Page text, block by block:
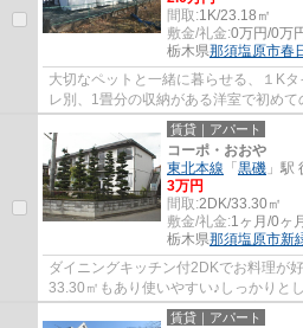
間取:1K/23.18㎡
敷金/礼金:0万円/0万
栃木県那須塩原市春
大切なペットと一緒に暮らせる、１K
レ別、1畳分の収納がある洋室で初め
か？敷地内にゴミ捨て場もあるので、
賃貸｜アパート
コーポ・おおや
東北本線 「 黒磯 」駅
3万円
間取:2DK/33.30㎡
敷金/礼金:1ヶ月/0ヶ月
栃木県那須塩原市新
ダイニングキッチン付2DKでお料理が
33.30㎡もあり使いやすい♪しっかりと
の高いエアコン付き物件で、快適な暮
賃貸｜アパート